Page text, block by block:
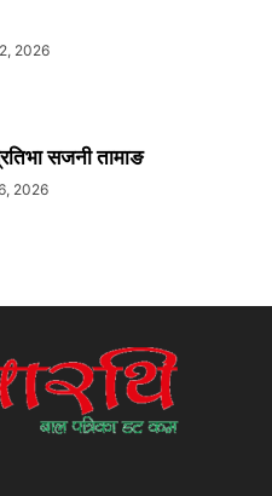
2026
सजनी तामाङ
2026